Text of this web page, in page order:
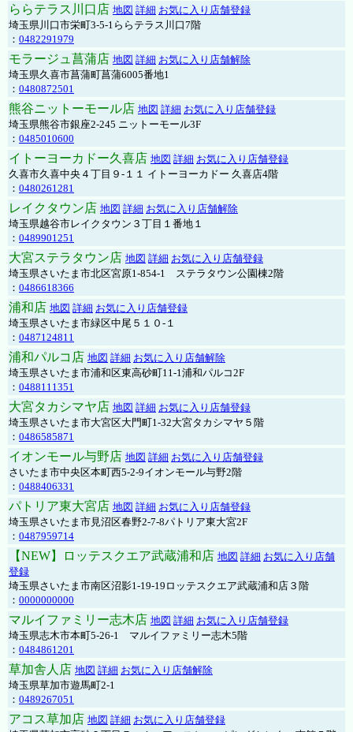
ららテラス川口店 地図 詳細 お気に入り店舗登録
埼玉県川口市栄町3-5-1ららテラス川口7階
： 0482291979
モラージュ菖蒲店 地図 詳細 お気に入り店舗解除
埼玉県久喜市菖蒲町菖蒲6005番地1
： 0480872501
熊谷ニットーモール店 地図 詳細 お気に入り店舗登録
埼玉県熊谷市銀座2-245 ニットーモール3F
： 0485010600
イトーヨーカドー久喜店 地図 詳細 お気に入り店舗登録
久喜市久喜中央４丁目９-１１ イトーヨーカドー 久喜店4階
： 0480261281
レイクタウン店 地図 詳細 お気に入り店舗解除
埼玉県越谷市レイクタウン３丁目１番地１
： 0489901251
大宮ステラタウン店 地図 詳細 お気に入り店舗登録
埼玉県さいたま市北区宮原1-854-1 ステラタウン公園棟2階
： 0486618366
浦和店 地図 詳細 お気に入り店舗登録
埼玉県さいたま市緑区中尾５１０-１
： 0487124811
浦和パルコ店 地図 詳細 お気に入り店舗解除
埼玉県さいたま市浦和区東高砂町11-1浦和パルコ2F
： 0488111351
大宮タカシマヤ店 地図 詳細 お気に入り店舗登録
埼玉県さいたま市大宮区大門町1-32大宮タカシマヤ５階
： 0486585871
イオンモール与野店 地図 詳細 お気に入り店舗登録
さいたま市中央区本町西5-2-9イオンモール与野2階
： 0488406331
パトリア東大宮店 地図 詳細 お気に入り店舗登録
埼玉県さいたま市見沼区春野2-7-8パトリア東大宮2F
： 0487959714
【NEW】ロッテスクエア武蔵浦和店 地図 詳細 お気に入り店舗
登録
埼玉県さいたま市南区沼影1-19-19ロッテスクエア武蔵浦和店３階
： 0000000000
マルイファミリー志木店 地図 詳細 お気に入り店舗登録
埼玉県志木市本町5-26-1 マルイファミリー志木5階
： 0484861201
草加舎人店 地図 詳細 お気に入り店舗解除
埼玉県草加市遊馬町2-1
： 0489267051
アコス草加店 地図 詳細 お気に入り店舗登録